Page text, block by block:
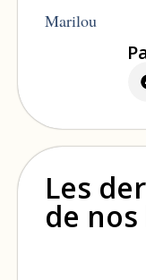
Marilou
Les
de